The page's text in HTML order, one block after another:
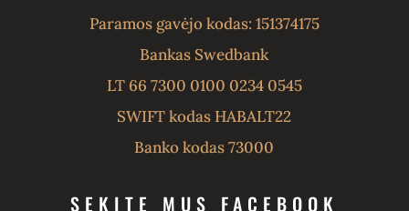
Paramos gavėjo kodas: 151374175
Bankas Swedbank
LT 66 7300 0100 0234 0545
SWIFT kodas HABALT22
Banko kodas 73000
SEKITE MUS FACEBOOK